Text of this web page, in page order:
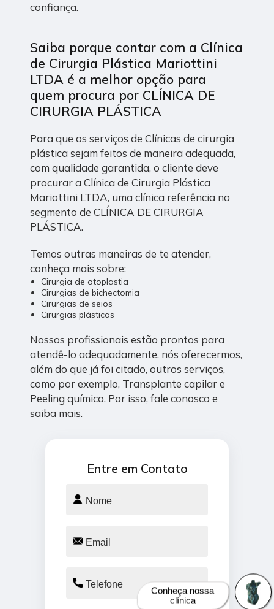
confiança.
Saiba porque contar com a Clínica
de Cirurgia Plástica Mariottini
LTDA é a melhor opção para
quem procura por CLÍNICA DE
CIRURGIA PLÁSTICA
Para que os serviços de Clínicas de cirurgia
plástica sejam feitos de maneira adequada,
com qualidade garantida, o cliente deve
procurar a Clínica de Cirurgia Plástica
Mariottini LTDA, uma clínica referência no
segmento de CLÍNICA DE CIRURGIA
PLÁSTICA.
Temos outras maneiras de te atender,
conheça mais sobre:
Cirurgia de otoplastia
Cirurgias de bichectomia
Cirurgias de seios
Cirurgias plásticas
Nossos profissionais estão prontos para
atendê-lo adequadamente, nós oferecermos,
além do que já foi citado, outros serviços,
como por exemplo, Transplante capilar e
Peeling químico. Por isso, fale conosco e
saiba mais.
Entre em Contato
Conheça nossa
clínica